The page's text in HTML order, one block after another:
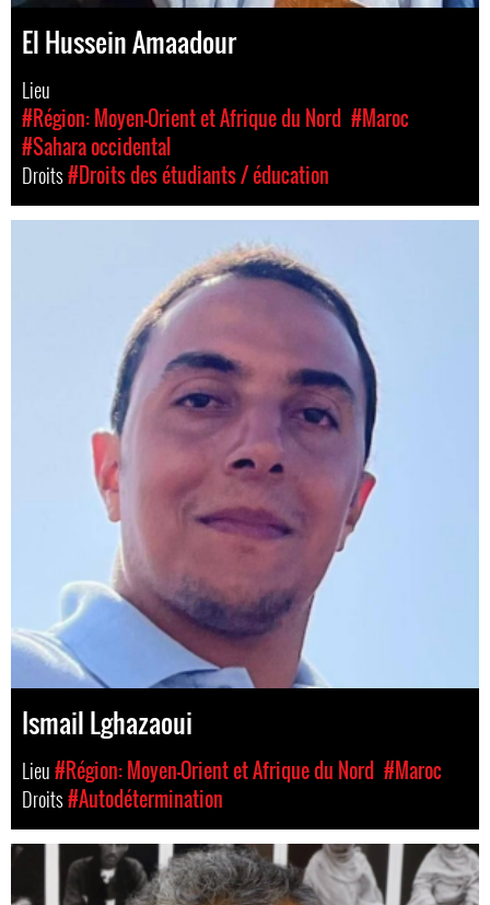
El Hussein Amaadour
Lieu
#Région: Moyen-Orient et Afrique du Nord #Maroc
#Sahara occidental
Droits#Droits des étudiants / éducation
Ismail Lghazaoui
Lieu#Région: Moyen-Orient et Afrique du Nord #Maroc
Droits#Autodétermination